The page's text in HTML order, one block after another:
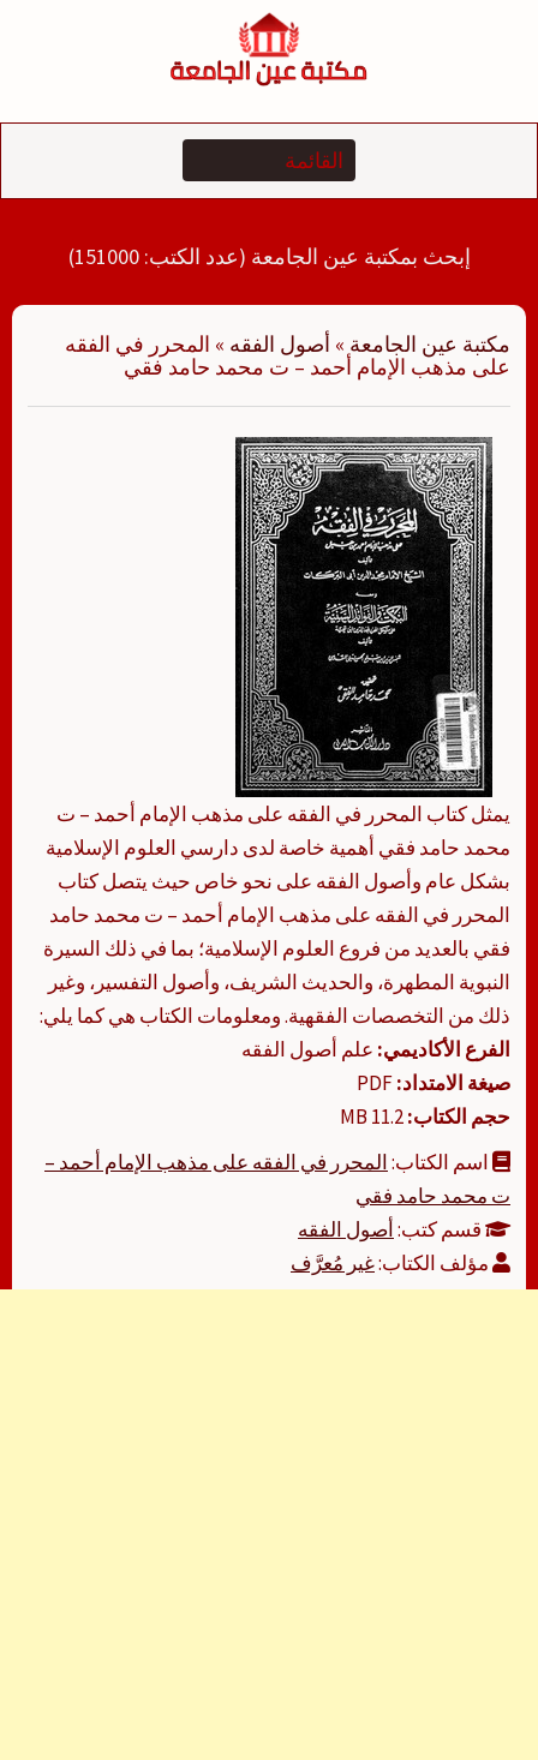
إبحث بمكتبة عين الجامعة (عدد الكتب: 151000)
مكتبة عين الجامعة » أصول الفقه » المحرر في الفقه
على مذهب الإمام أحمد – ت محمد حامد فقي
يمثل كتاب المحرر في الفقه على مذهب الإمام أحمد – ت
محمد حامد فقي أهمية خاصة لدى دارسي العلوم الإسلامية
بشكل عام وأصول الفقه على نحو خاص حيث يتصل كتاب
المحرر في الفقه على مذهب الإمام أحمد – ت محمد حامد
فقي بالعديد من فروع العلوم الإسلامية؛ بما في ذلك السيرة
النبوية المطهرة، والحديث الشريف، وأصول التفسير، وغير
ذلك من التخصصات الفقهية. ومعلومات الكتاب هي كما يلي:
الفرع الأكاديمي: علم أصول الفقه
صيغة الامتداد:
حجم الكتاب:
اسم الكتاب:المحرر في الفقه على مذهب الإمام أحمد –
ت محمد حامد فقي
قسم كتب:أصول الفقه
مؤلف الكتاب:غير مُعرَّف